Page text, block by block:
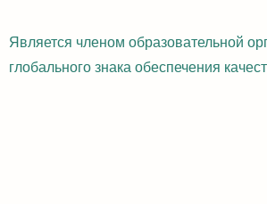
Является членом образовательной
глобального знака обеспечения